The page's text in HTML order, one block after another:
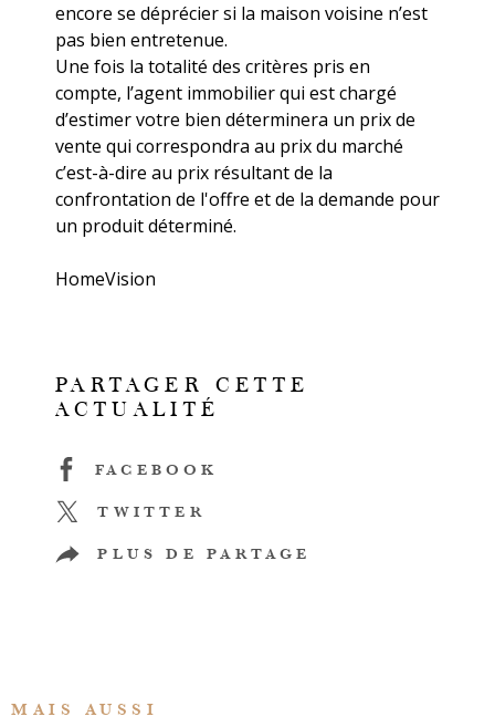
encore se déprécier si la maison voisine n’est
pas bien entretenue.
Une fois la totalité des critères pris en
compte, l’agent immobilier qui est chargé
d’estimer votre bien déterminera un prix de
vente qui correspondra au prix du marché
c’est-à-dire au prix résultant de la
confrontation de l'offre et de la demande pour
un produit déterminé.
HomeVision
PARTAGER CETTE
ACTUALITÉ
FACEBOOK
TWITTER
PLUS DE PARTAGE
MAIS AUSSI